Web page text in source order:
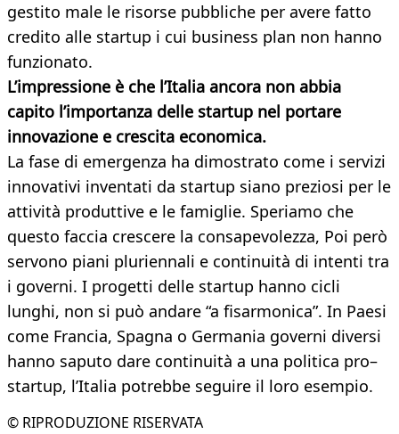
gestito male le risorse pubbliche per avere fatto
credito alle startup i cui business plan non hanno
funzionato.
L’impressione è che l’Italia ancora non abbia
capito l’importanza delle startup nel portare
innovazione e crescita economica.
La fase di emergenza ha dimostrato come i servizi
innovativi inventati da startup siano preziosi per le
attività produttive e le famiglie. Speriamo che
questo faccia crescere la consapevolezza, Poi però
servono piani pluriennali e continuità di intenti tra
i governi. I progetti delle startup hanno cicli
lunghi, non si può andare “a fisarmonica”. In Paesi
come Francia, Spagna o Germania governi diversi
hanno saputo dare continuità a una politica pro–
startup, l’Italia potrebbe seguire il loro esempio.
© RIPRODUZIONE RISERVATA